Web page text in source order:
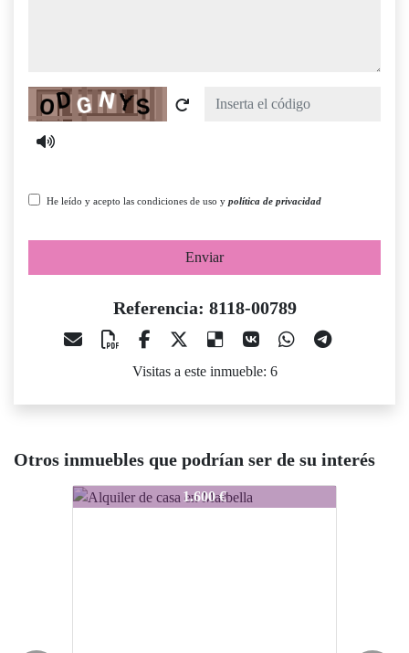
Captcha
He leído y acepto las condiciones de uso y política de privacidad
Enviar
Referencia: 8118-00789
Visitas a este inmueble: 6
Otros inmuebles que podrían ser de su interés
8118-00789
1.600 €
8118-00789